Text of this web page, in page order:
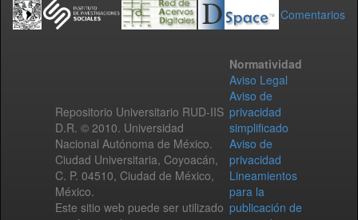
Comentarios
Repositorio Universitario RUD-IIS
D.R. © 2010. Universidad
Nacional Autónoma de México.
Ciudad Universitaria, Coyoacán,
C. P. 04510, Ciudad de México,
México.
Este sitio web puede ser utilizado
Normatividad
Aviso Legal
Aviso de
privacidad
simplificado
Aviso de
privacidad
Lineamientos
para la
publicación de